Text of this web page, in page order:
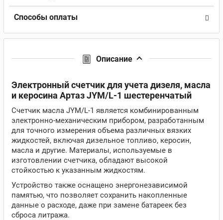
Способы оплаты
Описание
Электронный счетчик для учета дизеля, масла
и керосина Артаз JYM/L-1 шестеренчатый
Счетчик масла JYM/L-1 является комбинированным
электронно-механическим прибором, разработанным
для точного измерения объема различных вязких
жидкостей, включая дизельное топливо, керосин,
масла и другие. Материалы, используемые в
изготовлении счетчика, обладают высокой
стойкостью к указанным жидкостям.
Устройство также оснащено энергонезависимой
памятью, что позволяет сохранить накопленные
данные о расходе, даже при замене батареек без
сброса литража.